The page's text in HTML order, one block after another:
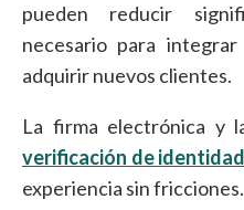
pueden reducir
necesario para
adquirir nuevos clientes.
La firma electrónica y
verificación de identidad
experiencia sin fricciones.